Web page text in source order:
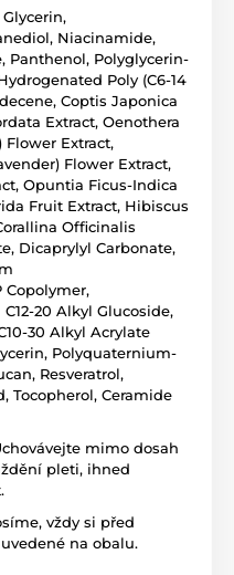
Niacinamide,
Panthenol, Polyglycerin-
Poly (C6-14
Coptis Japonica
Extract, Oenothera
Extract,
Flower Extract,
Opuntia Ficus-Indica
Fruit Extract, Hibiscus
Officinalis
Dicaprylyl Carbonate,
20 Alkyl Glucoside,
30 Alkyl Acrylate
Polyquaternium-
Resveratrol,
Tocopherol, Ceramide
mimo dosah
pleti, ihned
vždy si před
na obalu.